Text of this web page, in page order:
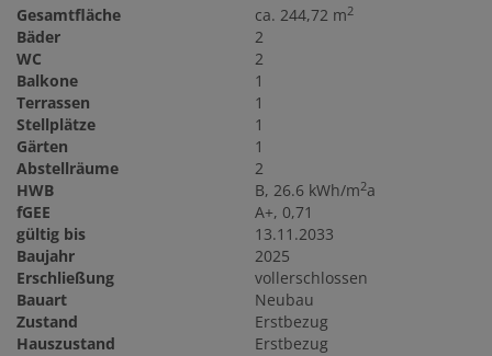
Gesamtfläche ca. 244,72 m2
Bäder
2
WC
2
Balkone
1
Terrassen
1
Stellplätze
1
Gärten
1
Abstellräume
2
HWB
B, 26.6 kWh/m2a
fGEE
A+, 0,71
gültig bis
13.11.2033
Baujahr
2025
Erschließung
vollerschlossen
Bauart
Neubau
Zustand
Erstbezug
Hauszustand
Erstbezug